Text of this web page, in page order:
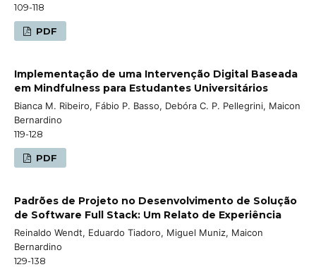
109-118
PDF
Implementação de uma Intervenção Digital Baseada
em Mindfulness para Estudantes Universitários
Bianca M. Ribeiro, Fábio P. Basso, Debóra C. P. Pellegrini, Maicon
Bernardino
119-128
PDF
Padrões de Projeto no Desenvolvimento de Solução
de Software Full Stack: Um Relato de Experiência
Reinaldo Wendt, Eduardo Tiadoro, Miguel Muniz, Maicon
Bernardino
129-138